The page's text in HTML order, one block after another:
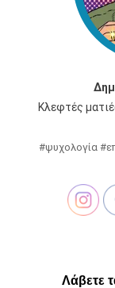
Κλεφτές
#ψυχολογία
Λάβετε